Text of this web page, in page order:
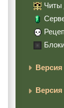
Читы
Версия
Версия